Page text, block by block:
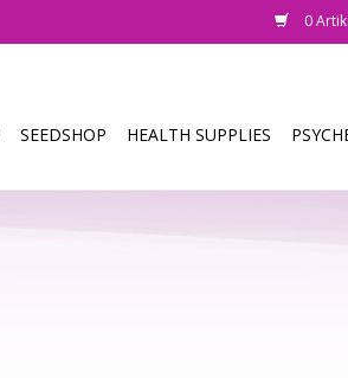
0
SEEDSHOP HEALTH SUPPLIES